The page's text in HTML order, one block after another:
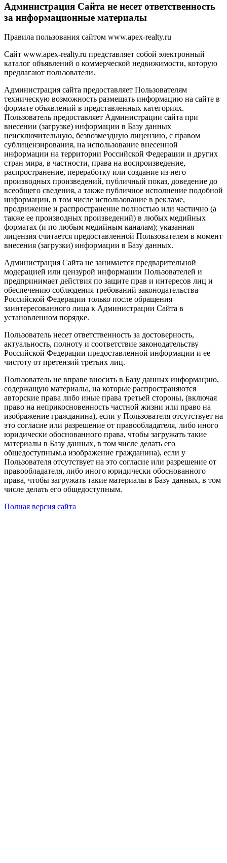
Администрация Сайта не несет ответственность
за информационные материалы
Правила пользования сайтом www.apex-realty.ru
Сайт www.apex-realty.ru представляет собой электронный
каталог объявлений о коммерческой недвижимости, которую
предлагают пользователи.
Администрация сайта предоставляет Пользователям
техническую возможность размещать информацию на сайте в
формате объявлений в представленных категориях.
Пользователь предоставляет Администрации сайта при
внесении (загрузке) информации в Базу данных
неисключительную, безвозмездную лицензию, с правом
сублицензирования, на использование внесенной
информации на территории Российской Федерации и других
стран мира, в частности, права на воспроизведение,
распространение, переработку или создание из него
производных произведений, публичный показ, доведение до
всеобщего сведения, а также публичное исполнение подобной
информации, в том числе использование в рекламе,
продвижение и распространение полностью или частично (а
также ее производных произведений) в любых медийных
форматах (и по любым медийным каналам); указанная
лицензия считается предоставленной Пользователем в момент
внесения (загрузки) информации в Базу данных.
Администрация Сайта не занимается предварительной
модерацией или цензурой информации Пользователей и
предпринимает действия по защите прав и интересов лиц и
обеспечению соблюдения требований законодательства
Российской Федерации только после обращения
заинтересованного лица к Администрации Сайта в
установленном порядке.
Пользователь несет ответственность за достоверность,
актуальность, полноту и соответствие законодательству
Российской Федерации предоставленной информации и ее
чистоту от претензий третьих лиц.
Пользователь не вправе вносить в Базу данных информацию,
содержащую материалы, на которые распространяются
авторские права либо иные права третьей стороны, (включая
право на неприкосновенность частной жизни или право на
изображение гражданина), если у Пользователя отсутствует на
это согласие или разрешение от правообладателя, либо иного
юридически обоснованного права, чтобы загружать такие
материалы в Базу данных, в том числе делать его
общедоступным.а изображение гражданина), если у
Пользователя отсутствует на это согласие или разрешение от
правообладателя, либо иного юридически обоснованного
права, чтобы загружать такие материалы в Базу данных, в том
числе делать его общедоступным.
Полная версия сайта